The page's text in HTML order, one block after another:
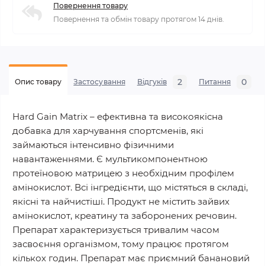
Повернення товару
Повернення та обмін товару протягом 14 днів.
Опис товару Застосування Відгуків 2 Питання 0
Hard Gain Matrix – ефективна та високоякісна
добавка для харчування спортсменів, які
займаються інтенсивно фізичними
навантаженнями. Є мультикомпонентною
протеїновою матрицею з необхідним профілем
амінокислот. Всі інгредієнти, що містяться в складі,
якісні та найчистіші. Продукт не містить зайвих
амінокислот, креатину та заборонених речовин.
Препарат характеризується тривалим часом
засвоєння організмом, тому працює протягом
кількох годин. Препарат має приємний банановий